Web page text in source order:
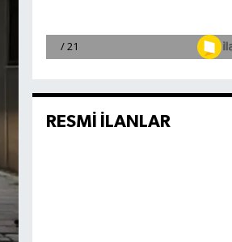
RESMİ İLANLAR